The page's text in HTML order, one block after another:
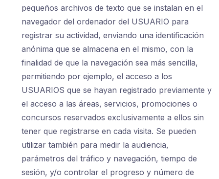
pequeños archivos de texto que se instalan en el
navegador del ordenador del USUARIO para
registrar su actividad, enviando una identificación
anónima que se almacena en el mismo, con la
finalidad de que la navegación sea más sencilla,
permitiendo por ejemplo, el acceso a los
USUARIOS que se hayan registrado previamente y
el acceso a las áreas, servicios, promociones o
concursos reservados exclusivamente a ellos sin
tener que registrarse en cada visita. Se pueden
utilizar también para medir la audiencia,
parámetros del tráfico y navegación, tiempo de
sesión, y/o controlar el progreso y número de